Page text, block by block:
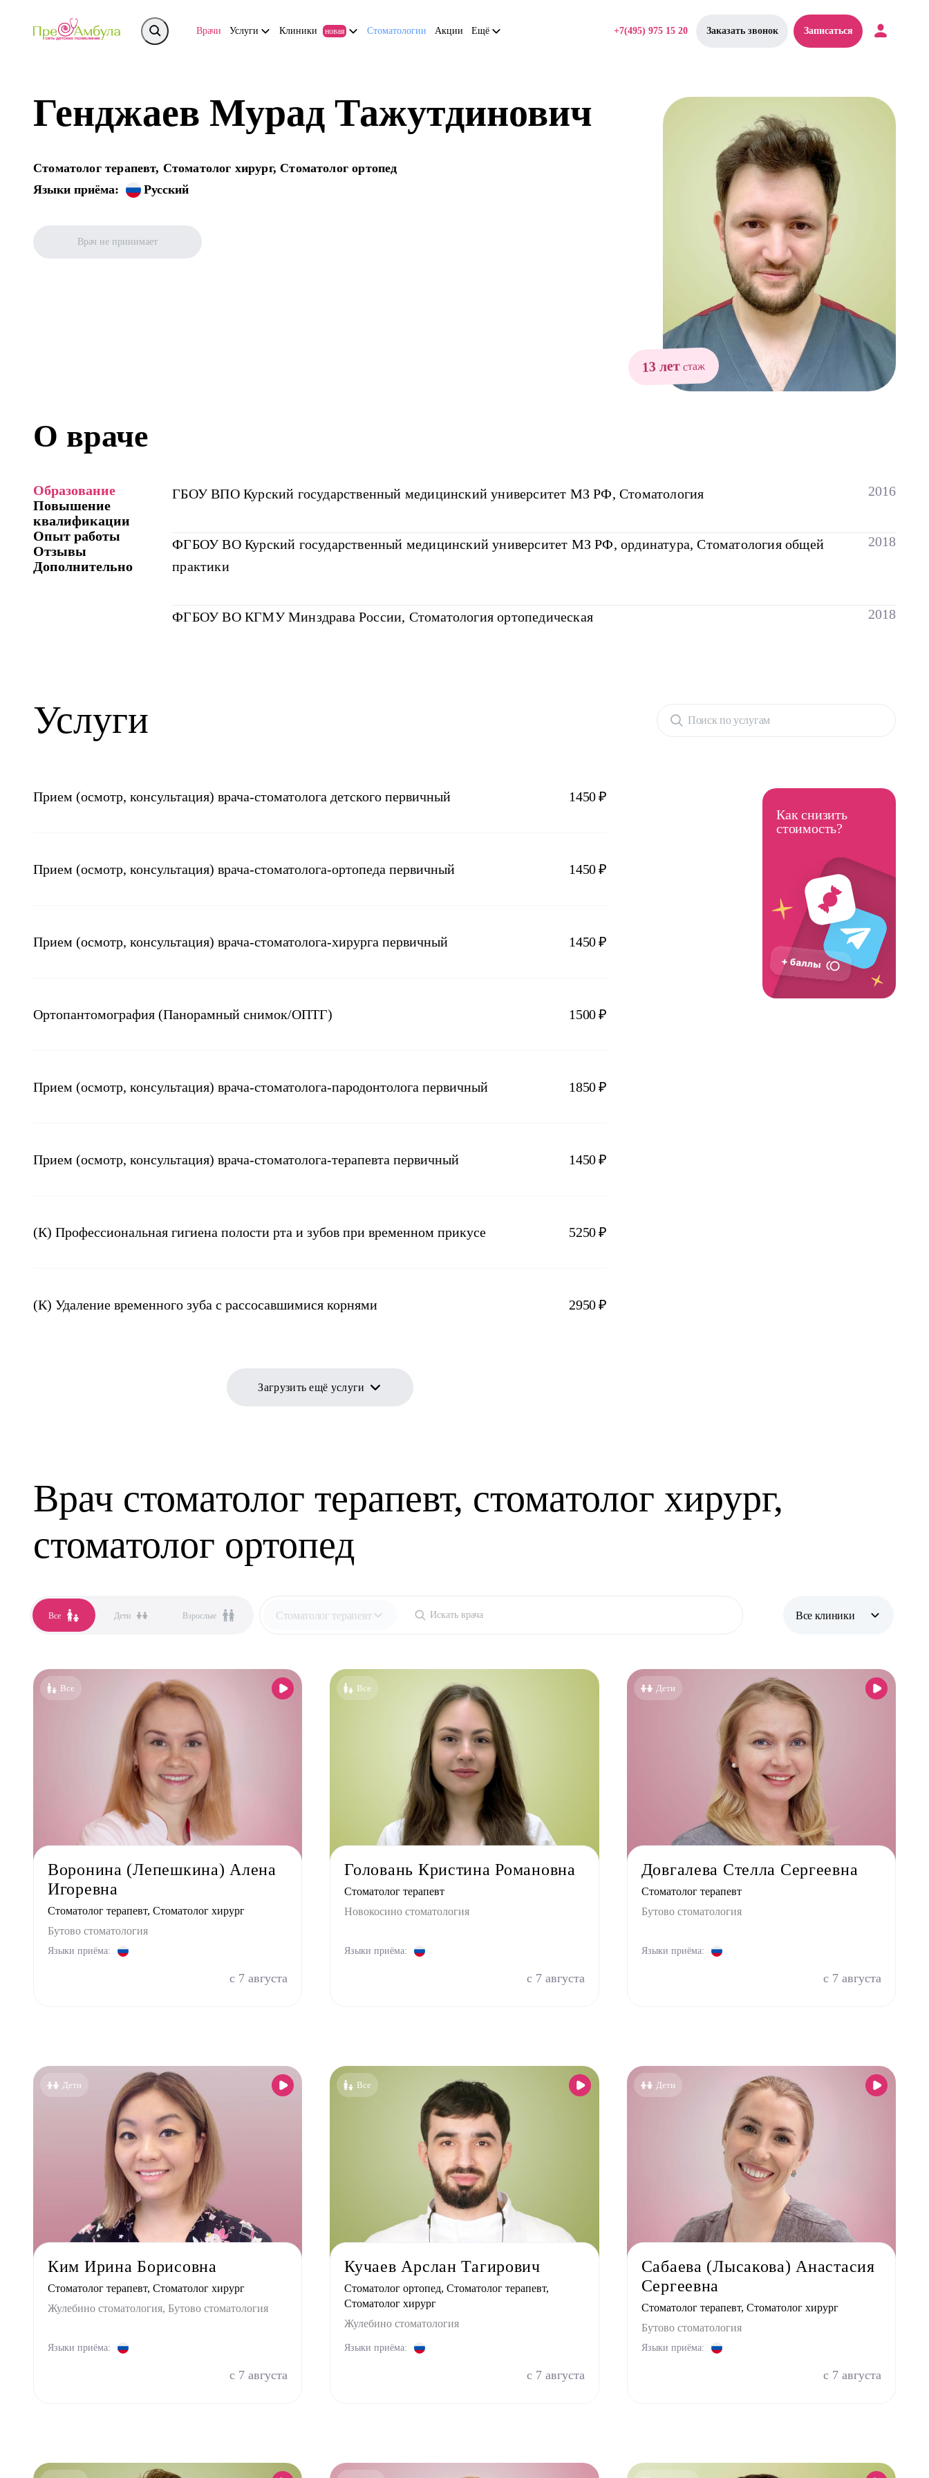
Врачи Услуги Клиники новая Стоматологии Акции Ещё +7(495) 975 15 20 Заказать звонок Записаться
Генджаев Мурад Тажутдинович
Стоматолог терапевт, Стоматолог хирург, Стоматолог ортопед
Языки приёма:
Русский
Врач не принимает
13 летстаж
О враче
Образование
Повышение
квалификации
Опыт работы
Отзывы
Дополнительно
ГБОУ ВПО Курский государственный медицинский университет МЗ РФ, Стоматология 2016
ФГБОУ ВО Курский государственный медицинский университет МЗ РФ, ординатура, Стоматология общей
практики
2018
ФГБОУ ВО КГМУ Минздрава России, Стоматология ортопедическая 2018
Услуги Поиск по услугам
Прием (осмотр, консультация) врача-стоматолога детского первичный 1450 ₽
Прием (осмотр, консультация) врача-стоматолога-ортопеда первичный 1450 ₽
Прием (осмотр, консультация) врача-стоматолога-хирурга первичный 1450 ₽
Ортопантомография (Панорамный снимок/ОПТГ) 1500 ₽
Прием (осмотр, консультация) врача-стоматолога-пародонтолога первичный 1850 ₽
Прием (осмотр, консультация) врача-стоматолога-терапевта первичный 1450 ₽
(К) Профессиональная гигиена полости рта и зубов при временном прикусе 5250 ₽
(К) Удаление временного зуба с рассосавшимися корнями 2950 ₽
Загрузить ещё услуги
Как снизить
стоимость?
Врач стоматолог терапевт, стоматолог хирург,
стоматолог ортопед
Все Дети Взрослые Стоматолог терапевт
Аллерголог-иммунолог
Анестезиолог
Мануальный терапевт
Оториноларинголог (лор)
Офтальмолог (Окулист)
Пульмонолог
Стоматолог имплантолог
Фониатр
Эндокринолог
Все клиники
Бутово парк
Бутово стоматология
Жулебино стоматология
Новокосино стоматология
Все
Воронина (Лепешкина) Алена
Игоревна
Стоматолог терапевт, Стоматолог хирург
Бутово стоматология
Языки приёма:
с 7 августа
Все
Головань Кристина Романовна
Стоматолог терапевт
Новокосино стоматология
Языки приёма:
с 7 августа
Дети
Довгалева Стелла Сергеевна
Стоматолог терапевт
Бутово стоматология
Языки приёма:
с 7 августа
Дети
Ким Ирина Борисовна
Стоматолог терапевт, Стоматолог хирург
Жулебино стоматология, Бутово стоматология
Языки приёма:
с 7 августа
Все
Кучаев Арслан Тагирович
Стоматолог ортопед, Стоматолог терапевт,
Стоматолог хирург
Жулебино стоматология
Языки приёма:
с 7 августа
Дети
Сабаева (Лысакова) Анастасия
Сергеевна
Стоматолог терапевт, Стоматолог хирург
Бутово стоматология
Языки приёма:
с 7 августа